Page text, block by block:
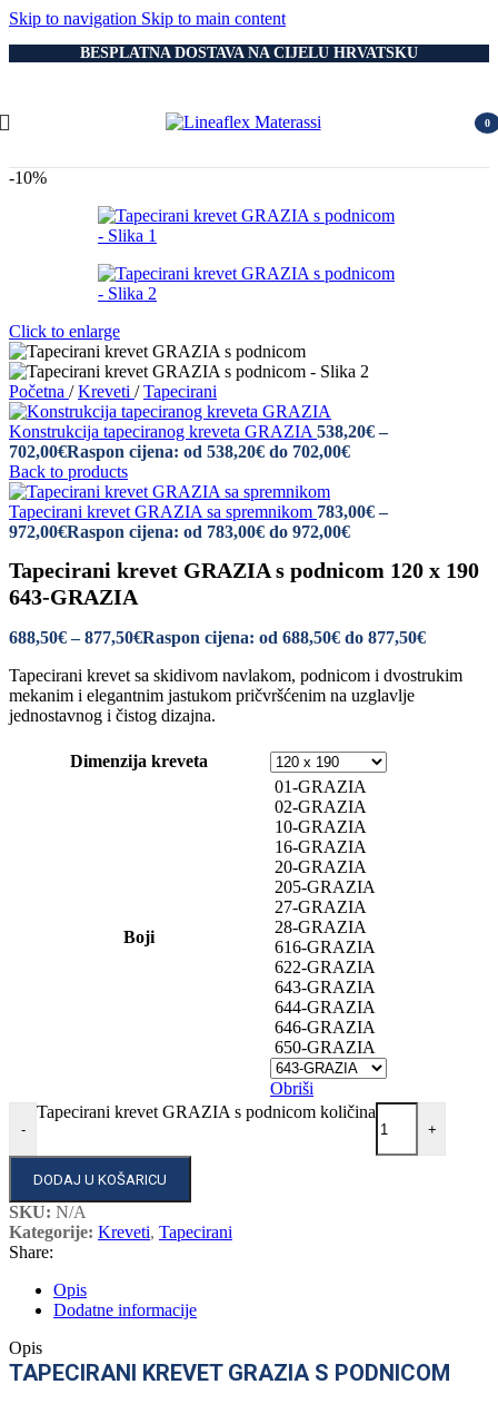
Skip to navigation Skip to main content
BESPLATNA DOSTAVA NA CIJELU HRVATSKU
0
-10%
Click to enlarge
Početna / Kreveti / Tapecirani
Konstrukcija tapeciranog kreveta GRAZIA 538,20€ –
702,00€Raspon cijena: od 538,20€ do 702,00€
Back to products
Tapecirani krevet GRAZIA sa spremnikom 783,00€ –
972,00€Raspon cijena: od 783,00€ do 972,00€
Tapecirani krevet GRAZIA s podnicom 120 x 190
643-GRAZIA
688,50€ – 877,50€Raspon cijena: od 688,50€ do 877,50€
Tapecirani krevet sa skidivom navlakom, podnicom i dvostrukim
mekanim i elegantnim jastukom pričvršćenim na uzglavlje
jednostavnog i čistog dizajna.
Dimenzija kreveta
Boji
01-GRAZIA
02-GRAZIA
10-GRAZIA
16-GRAZIA
20-GRAZIA
205-GRAZIA
27-GRAZIA
28-GRAZIA
616-GRAZIA
622-GRAZIA
643-GRAZIA
644-GRAZIA
646-GRAZIA
650-GRAZIA
Obriši
-
Tapecirani krevet GRAZIA s podnicom količina
+
DODAJ U KOŠARICU
SKU: N/A
Kategorije: Kreveti, Tapecirani
Share:
Opis
Dodatne informacije
Opis
TAPECIRANI KREVET GRAZIA S PODNICOM